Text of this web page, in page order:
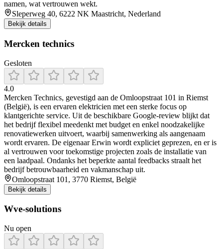
namen, wat vertrouwen wekt.
Sleperweg 40, 6222 NK Maastricht, Nederland
Bekijk details
Mercken technics
Gesloten
4.0
Mercken Technics, gevestigd aan de Omloopstraat 101 in Riemst
(België), is een ervaren elektricien met een sterke focus op
klantgerichte service. Uit de beschikbare Google-review blijkt dat
het bedrijf flexibel meedenkt met budget en enkel noodzakelijke
renovatiewerken uitvoert, waarbij samenwerking als aangenaam
wordt ervaren. De eigenaar Erwin wordt expliciet geprezen, en er is
al vertrouwen voor toekomstige projecten zoals de installatie van
een laadpaal. Ondanks het beperkte aantal feedbacks straalt het
bedrijf betrouwbaarheid en vakmanschap uit.
Omloopstraat 101, 3770 Riemst, België
Bekijk details
Wve-solutions
Nu open